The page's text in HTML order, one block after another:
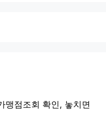
맹점조회 확인, 놓치면